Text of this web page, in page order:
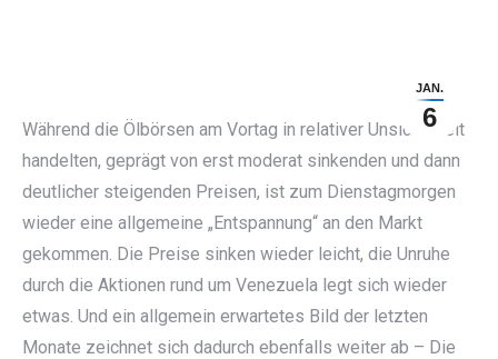
JAN.
6
Während die Ölbörsen am Vortag in relativer Unsicherheit
handelten, geprägt von erst moderat sinkenden und dann
deutlicher steigenden Preisen, ist zum Dienstagmorgen
wieder eine allgemeine „Entspannung“ an den Markt
gekommen. Die Preise sinken wieder leicht, die Unruhe
durch die Aktionen rund um Venezuela legt sich wieder
etwas. Und ein allgemein erwartetes Bild der letzten
Monate zeichnet sich dadurch ebenfalls weiter ab – Die